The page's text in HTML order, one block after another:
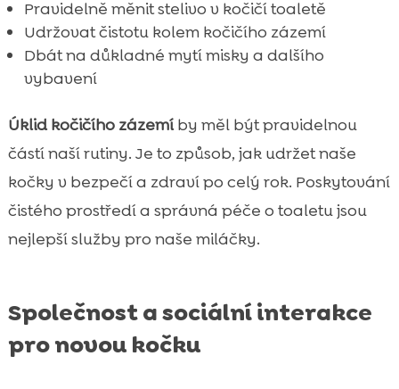
Pravidelně měnit stelivo v kočičí toaletě
Udržovat čistotu kolem kočičího zázemí
Dbát na důkladné mytí misky a dalšího
vybavení
Úklid kočičího zázemíby měl být pravidelnou
částí naší rutiny. Je to způsob, jak udržet naše
kočky v bezpečí a zdraví po celý rok. Poskytování
čistého prostředí a správná péče o toaletu jsou
nejlepší služby pro naše miláčky.
Společnost a sociální interakce
pro novou kočku